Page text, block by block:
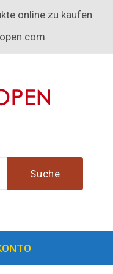
online zu kaufen
Suche